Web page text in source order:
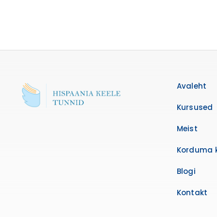
Avaleht
Kursused
Meist
Korduma
Blogi
Kontakt